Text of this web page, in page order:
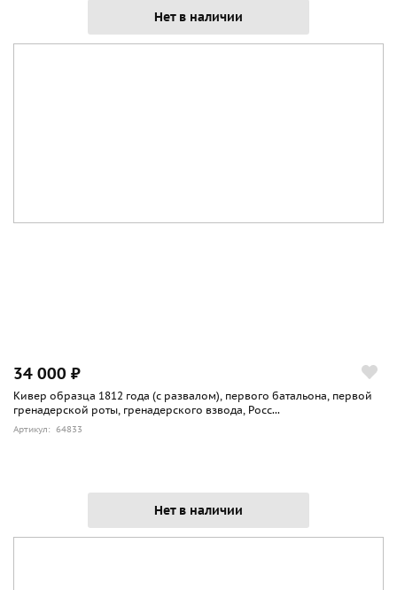
Нет в наличии
34 000 ₽
Кивер образца 1812 года (с развалом), первого батальона, первой
гренадерской роты, гренадерского взвода, Росс...
Артикул: 64833
Нет в наличии